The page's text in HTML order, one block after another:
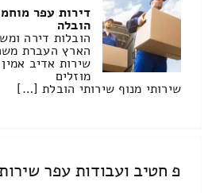
דירות עפר
הובלה
הובלות דירה
הארץ העברת
שירות אדיב
מוזלים
שירותי מנוף שירותי הובלת […]
פ חטיב ועבודות עפר